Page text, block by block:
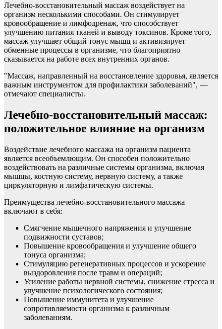
Лечебно-восстановительный массаж воздействует на
организм несколькими способами. Он стимулирует
кровообращение и лимфодренаж, что способствует
улучшению питания тканей и выводу токсинов. Кроме того,
массаж улучшает общий тонус мышц и активизирует
обменные процессы в организме, что благоприятно
сказывается на работе всех внутренних органов.
"Массаж, направленный на восстановление здоровья, является
важным инструментом для профилактики заболеваний", —
отмечают специалисты.
Лечебно-восстановительный массаж:
положительное влияние на организм
Воздействие лечебного массажа на организм пациента
является всеобъемлющим. Он способен положительно
воздействовать на различные системы организма, включая
мышцы, костную систему, нервную систему, а также
циркуляторную и лимфатическую системы.
Преимущества лечебно-восстановительного массажа
включают в себя:
Смягчение мышечного напряжения и улучшение
подвижности суставов;
Повышение кровообращения и улучшение общего
тонуса организма;
Стимуляцию регенеративных процессов и ускорение
выздоровления после травм и операций;
Усиление работы нервной системы, снижение стресса и
улучшение психологического состояния;
Повышение иммунитета и улучшение
сопротивляемости организма к различным
заболеваниям.